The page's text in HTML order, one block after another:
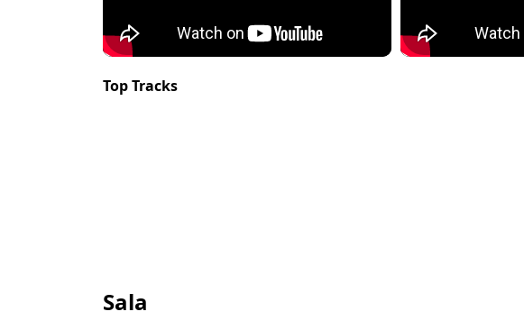
Top Tracks
Sala